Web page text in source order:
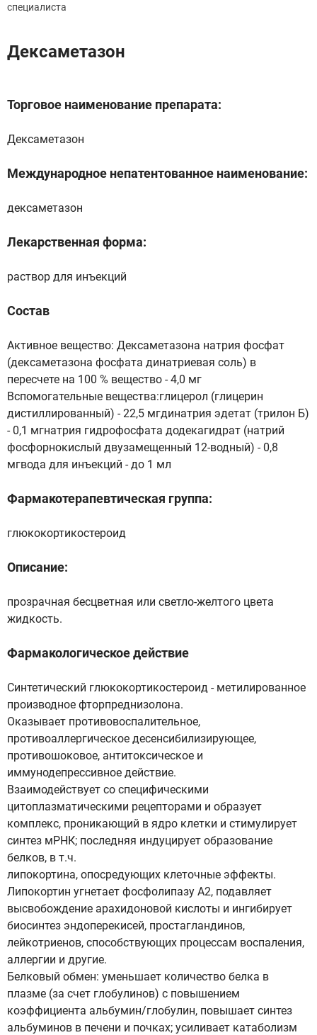
специалиста
Дексаметазон
Торговое наименование препарата:
Дексаметазон
Международное непатентованное наименование:
дексаметазон
Лекарственная форма:
раствор для инъекций
Состав
Активное вещество: Дексаметазона натрия фосфат
(дексаметазона фосфата динатриевая соль) в
пересчете на 100 % вещество - 4,0 мг
Вспомогательные вещества:глицерол (глицерин
дистиллированный) - 22,5 мгдинатрия эдетат (трилон Б)
- 0,1 мгнатрия гидрофосфата додекагидрат (натрий
фосфорнокислый двузамещенный 12-водный) - 0,8
мгвода для инъекций - до 1 мл
Фармакотерапевтическая группа:
глюкокортикостероид
Описание:
прозрачная бесцветная или светло-желтого цвета
жидкость.
Фармакологическое действие
Синтетический глюкокортикостероид - метилированное
производное фторпреднизолона.
Оказывает противовоспалительное,
противоаллергическое десенсибилизирующее,
противошоковое, антитоксическое и
иммунодепрессивное действие.
Взаимодействует со специфическими
цитоплазматическими рецепторами и образует
комплекс, проникающий в ядро клетки и стимулирует
синтез мРНК; последняя индуцирует образование
белков, в т.ч.
липокортина, опосредующих клеточные эффекты.
Липокортин угнетает фосфолипазу А2, подавляет
высвобождение арахидоновой кислоты и ингибирует
биосинтез эндоперекисей, простагландинов,
лейкотриенов, способствующих процессам воспаления,
аллергии и другие.
Белковый обмен: уменьшает количество белка в
плазме (за счет глобулинов) с повышением
коэффициента альбумин/глобулин, повышает синтез
альбуминов в печени и почках; усиливает катаболизм